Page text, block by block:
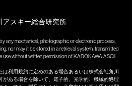
アスキー総合研究所
any mechanical, photographic or electronic process,
nor may it be stored in a retrieval system, transmitted
without written permission of KADOKAWA ASCII
は利用規約に定めのある場合あるいは株式会社角川
がある場合を除いて、電子的、光学的、機械的処理